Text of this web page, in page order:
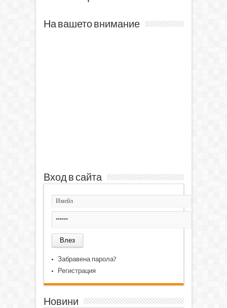
На вашето внимание
Вход в сайта
Забравена парола?
Регистрация
Новини